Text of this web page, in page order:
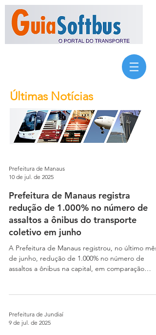
Últimas Notícias
Prefeitura de Manaus
10 de jul. de 2025
Prefeitura de Manaus registra
redução de 1.000% no número de
assaltos a ônibus do transporte
coletivo em junho
A Prefeitura de Manaus registrou, no último mês
de junho, redução de 1.000% no número de
assaltos a ônibus na capital, em comparação
Prefeitura de Jundiaí
9 de jul. de 2025